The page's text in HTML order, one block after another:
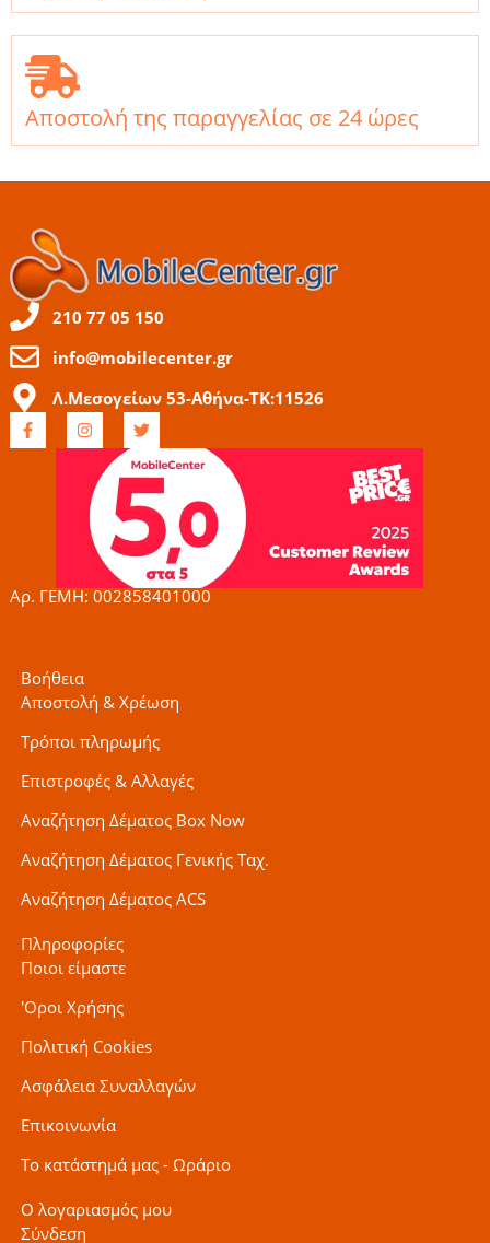
Αποστολή της παραγγελίας σε 24 ώρες
210 77 05 150
info@mobilecenter.gr
Λ.Μεσογείων 53-Αθήνα-ΤΚ:11526
F
a
c
I
n
s
g
r
a
m
T
w
t
t
e
r
Αρ. ΓΕΜΗ: 002858401000
Βοήθεια
Αποστολή & Χρέωση
Τρόποι πληρωμής
Επιστροφές & Αλλαγές
Αναζήτηση Δέματος Box Now
Αναζήτηση Δέματος Γενικής Ταχ.
Αναζήτηση Δέματος ACS
Πληροφορίες
Ποιοι είμαστε
'Οροι Χρήσης
Πολιτική Cookies
Ασφάλεια Συναλλαγών
Επικοινωνία
Το κατάστημά μας - Ωράριο
Ο λογαριασμός μου
Σύνδεση